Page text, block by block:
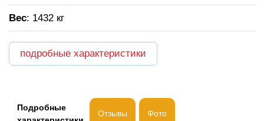
Вес: 1432 кг
подробные характеристики
Подробные
Отзывы Фото